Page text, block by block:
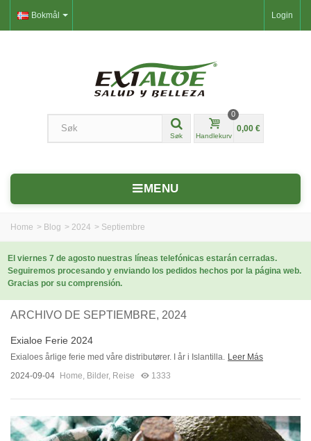
Login
Bokmål
Søk Handlekurv
0
0,00 €
MENU
Home > Blog > 2024 > Septiembre
El viernes 7 de agosto nuestras líneas telefónicas estarán cerradas.
Seguiremos procesando y enviando los pedidos hechos por la página web.
Gracias por su comprensión.
ARCHIVO DE SEPTIEMBRE, 2024
Exialoe Ferie 2024
Exialoes årlige ferie med våre distributører. I år i Islantilla. Leer Más
2024-09-04
Home, Bilder, Reise 1333